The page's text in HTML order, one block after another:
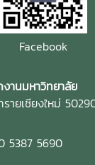
Facebook
านมหาวิทยาลัย
ายเชียงใหม่
5387 5690